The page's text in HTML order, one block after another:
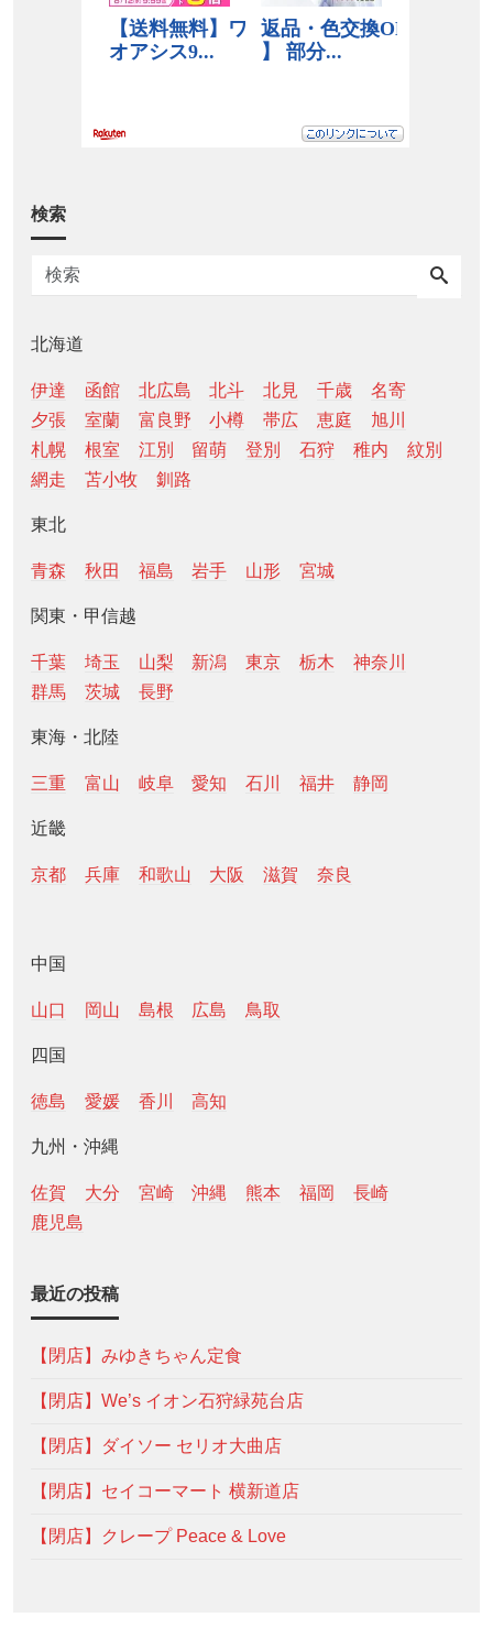
検索
北海道
伊達 函館 北広島 北斗 北見 千歳
名寄
夕張
室蘭 富良野 小樽 帯広 恵庭
旭川
札幌
根室 江別 留萌 登別 石狩 稚内
紋別
網走
苫小牧 釧路
東北
青森 秋田 福島 岩手 山形 宮城
関東・甲信越
千葉 埼玉 山梨 新潟 東京 栃木
神奈川
群馬
茨城 長野
東海・北陸
三重 富山 岐阜 愛知 石川 福井 静岡
近畿
京都 兵庫 和歌山 大阪 滋賀 奈良
中国
山口 岡山 島根 広島 鳥取
四国
徳島 愛媛 香川 高知
九州・沖縄
佐賀 大分 宮崎 沖縄 熊本 福岡
長崎
鹿児島
最近の投稿
【閉店】みゆきちゃん定食
【閉店】We’s イオン石狩緑苑台店
【閉店】ダイソー セリオ大曲店
【閉店】セイコーマート 横新道店
【閉店】クレープ Peace & Love